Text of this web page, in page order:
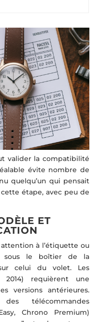
valider la compatibilité
évite nombre de
quelqu’un qui pensait
étape, avec peu de
ET
à l’étiquette ou
sous le boîtier de la
celui du volet. Les
requièrent une
versions antérieures.
télécommandes
Chrono Premium)